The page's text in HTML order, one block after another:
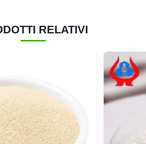
RELATIVI